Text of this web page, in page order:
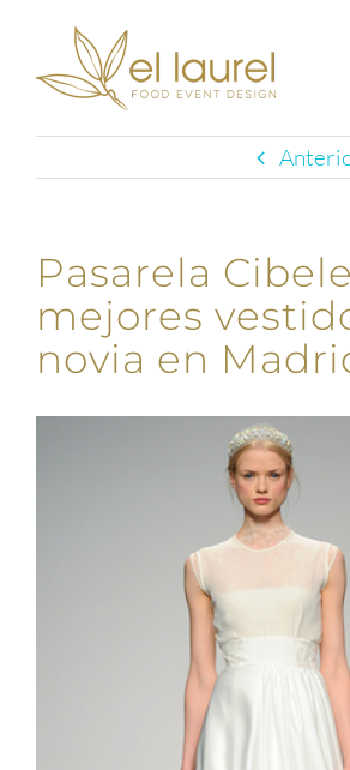
contenido
Pasarela
mejores
novia en